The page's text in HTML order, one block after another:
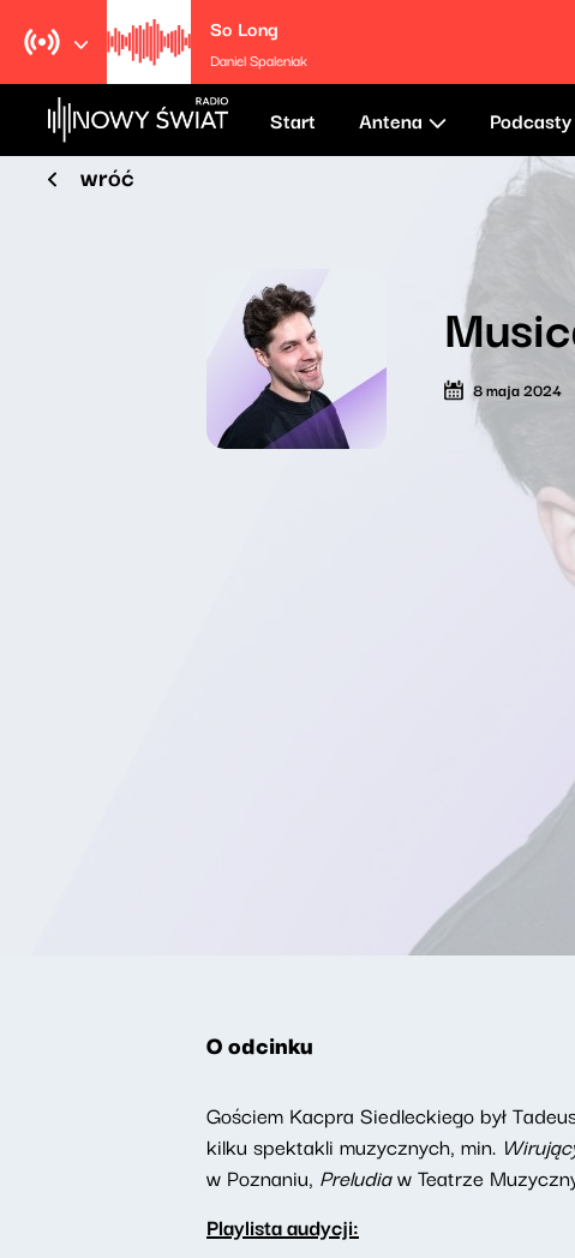
So Long
Daniel Spaleniak
Start Antena Podcasty
wróć
8 maja 2024
O odcinku
Gościem Kacpra Siedleckiego był
kilku spektakli muzycznych, min.
w Poznaniu, Preludiaw Teatrze
Playlista audycji: